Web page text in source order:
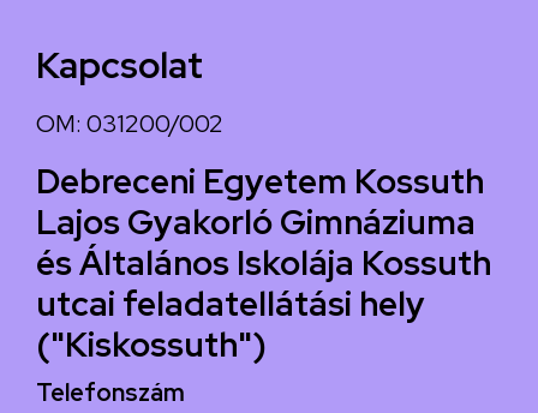
Kapcsolat
OM: 031200/002
Debreceni Egyetem Kossuth
Lajos Gyakorló Gimnáziuma
és Általános Iskolája Kossuth
utcai feladatellátási hely
("Kiskossuth")
Telefonszám